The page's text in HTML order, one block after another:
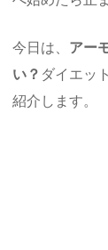
今日は、 アー
い？ ダイエッ
紹介します。